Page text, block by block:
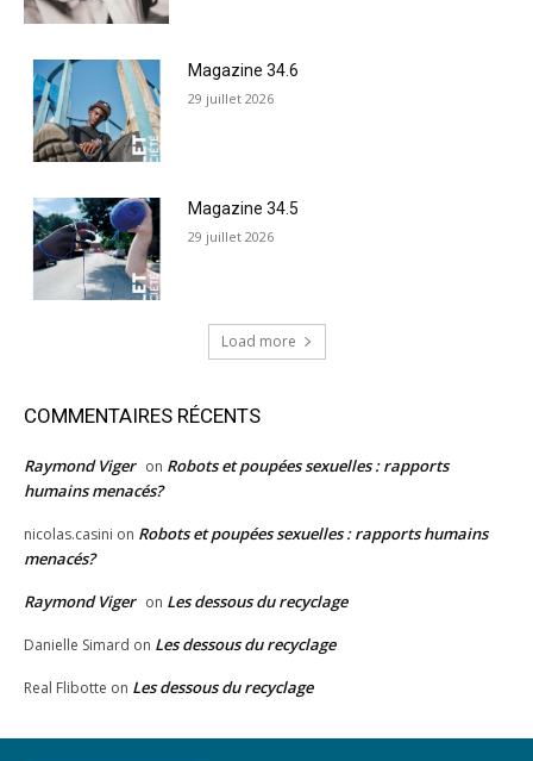
Magazine 34.6
29 juillet 2026
Magazine 34.5
29 juillet 2026
Load more
COMMENTAIRES RÉCENTS
Raymond Viger on Robots et poupées sexuelles : rapports
humains menacés?
nicolas.casini on Robots et poupées sexuelles : rapports humains
menacés?
Raymond Viger on Les dessous du recyclage
Danielle Simard on Les dessous du recyclage
Real Flibotte on Les dessous du recyclage